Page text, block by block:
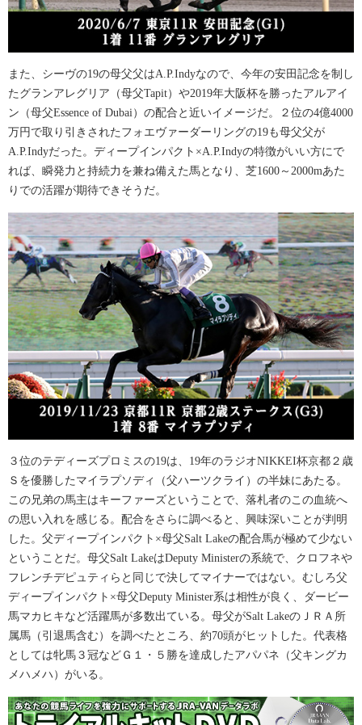
また、シーヴの19の母父父はA.P.Indyなので、今年の安田記念を制し
たグランアレグリア（母父Tapit）や2019年大阪杯を勝ったアルアイ
ン（母父Essence of Dubai）の配合と近いイメージだ。２位の4億4000
万円で取り引きされたフォエヴァーダーリングの19も母父父が
A.P.Indyだった。ディープインパクト×A.P.Indyの特徴がいい方にで
れば、瞬発力と持続力を兼ね備えた馬となり、芝1600～2000mあた
りでの活躍が期待できそうだ。
３位のテディーズプロミスの19は、19年のラジオNIKKEI杯京都２歳
Ｓを優勝したマイラプソディ（父ハーツクライ）の半妹にあたる。
この兄弟の馬主はキーファーズということで、落札者のこの血統へ
の思い入れを感じる。配合をさらに調べると、興味深いことが判明
した。父ディープインパクト×母父Salt Lakeの配合馬が極めて少ない
ということだ。母父Salt LakeはDeputy Ministerの系統で、クロフネや
フレンチデピュティらと同じで決してマイナーではない。むしろ父
ディープインパクト×母父Deputy Minister系は相性が良く、ダービー
馬マカヒキなど活躍馬が多数出ている。母父がSalt LakeのＪＲＡ所
属馬（引退馬含む）を調べたところ、約70頭がヒットした。代表格
としては牝馬３冠などＧ１・５勝を達成したアパパネ（父キングカ
メハメハ）がいる。